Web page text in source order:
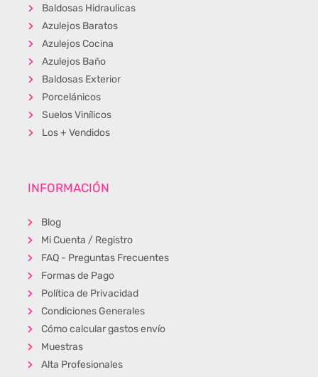
Baldosas Hidraulicas
Azulejos Baratos
Azulejos Cocina
Azulejos Baño
Baldosas Exterior
Porcelánicos
Suelos Vinílicos
Los + Vendidos
INFORMACIÓN
Blog
Mi Cuenta / Registro
FAQ - Preguntas Frecuentes
Formas de Pago
Política de Privacidad
Condiciones Generales
Cómo calcular gastos envío
Muestras
Alta Profesionales